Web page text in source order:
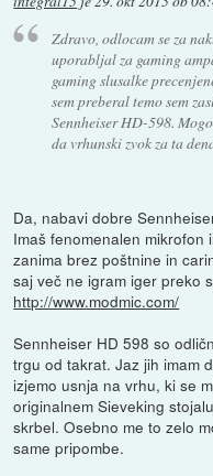
Zdravo, odlocam se za
uporabljal za gaming
gaming slusalke
sem preberal temo sem
Sennheiser HD-598.
da vrhunski zvok za ta
Da, nabavi dobre
Imaš fenomenalen
zanima brez poštnine in
saj več ne igram iger preko
http://www.modmic.com/
Sennheiser HD 598 so
trgu od takrat. Jaz jih imam
izjemo usnja na vrhu, ki se
originalnem Sieveking
skrbel. Osebno me to zelo
same pripombe.